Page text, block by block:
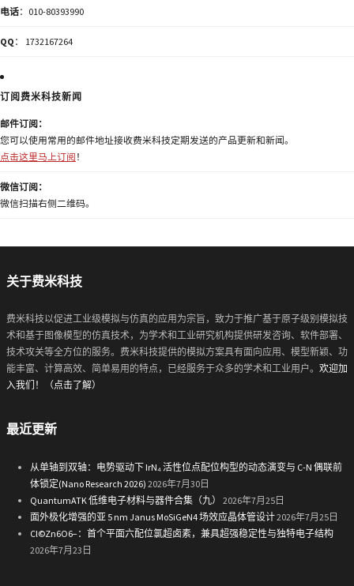
电话：010-80393990
QQ ： 1732167264
订阅费米科技新闻
邮件订阅：
您可以使用常用的邮件地址接收费米科技定期发送的产品更新和新闻。
点击这里马上订阅 ！
微信订阅：
微信扫描右侧二维码。
关于费米科技
费米科技以促进工业级模拟与仿真的应用为宗旨，致力于推广基于原子级别模拟技
术和基于图像模型的仿真技术，为学术和工业研究机构提供研发咨询、软件部署、
技术攻关等全方位的服务。费米科技提供的模拟方案具有面向应用、模型新颖、功
能丰富、计算高效、简单易用的特点，已经服务于众多的学术和工业用户。 欢迎加
入我们！（点击了解）
最近更新
从单轴到双轴：电势驱动下 IrN₄ 活性位点配位构型的动态演变与 C-N 偶联前
体锁定(Nano Research 2026) 2026年7月30日
QuantumATK 低维电子材料与器件合集（九）
2026年7月25日
面外极化增强的亚 5 nm Janus MoSiGeN4 场效应晶体管设计2026年7月25日
Cl©Zn6O6−：首个平面六配位氯超卤素，兼具超强稳定性与独特电子结构
2026年7月23日